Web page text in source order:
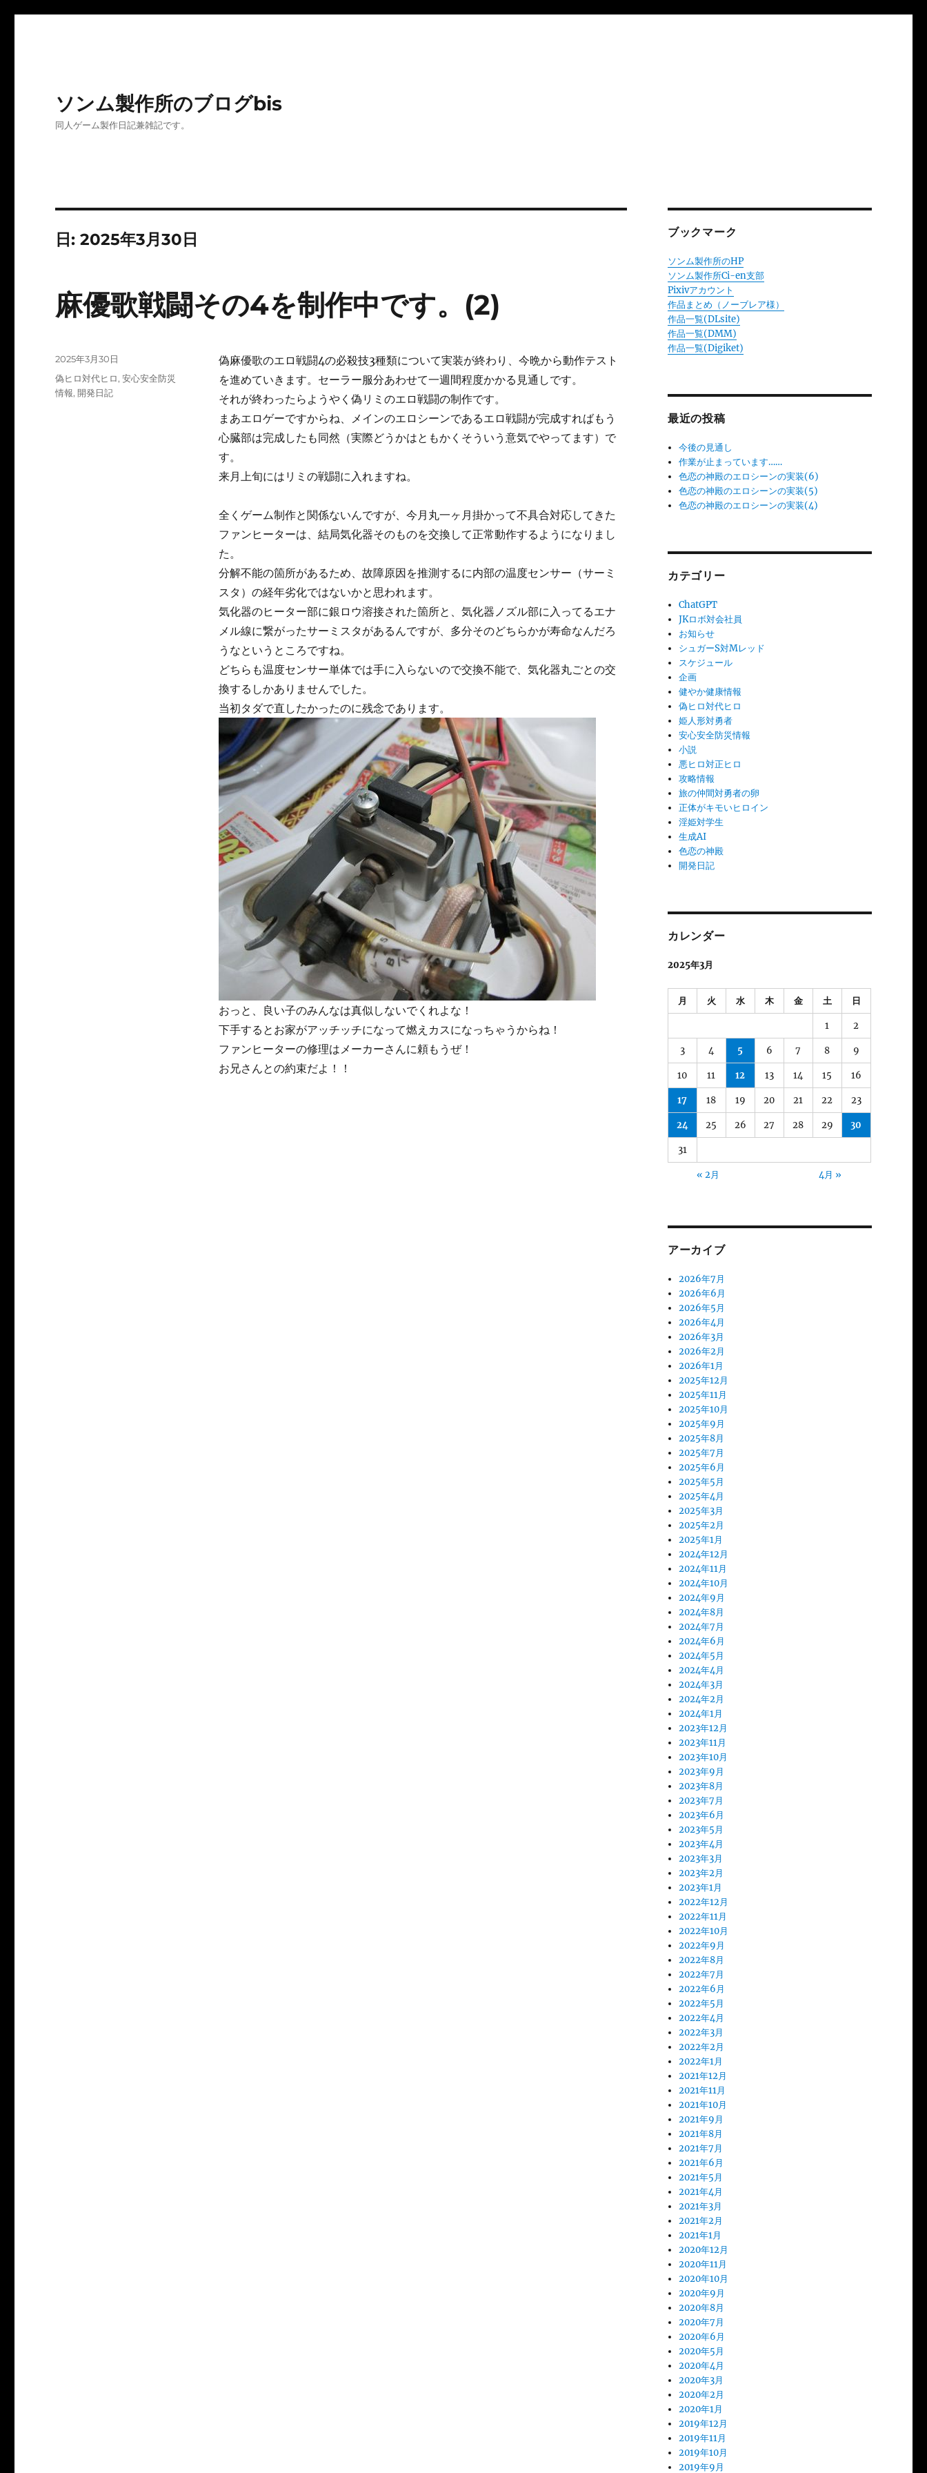
ソンム製作所のブログbis
同人ゲーム製作日記兼雑記です。
日:2025年3月30日
麻優歌戦闘その4を制作中です。(2)
偽麻優歌のエロ戦闘4の必殺技3種類について実装が終わり、今晩から動作テスト
を進めていきます。セーラー服分あわせて一週間程度かかる見通しです。
それが終わったらようやく偽リミのエロ戦闘の制作です。
まあエロゲーですからね、メインのエロシーンであるエロ戦闘が完成すればもう
心臓部は完成したも同然（実際どうかはともかくそういう意気でやってます）で
す。
来月上旬にはリミの戦闘に入れますね。
全くゲーム制作と関係ないんですが、今月丸一ヶ月掛かって不具合対応してきた
ファンヒーターは、結局気化器そのものを交換して正常動作するようになりまし
た。
分解不能の箇所があるため、故障原因を推測するに内部の温度センサー（サーミ
スタ）の経年劣化ではないかと思われます。
気化器のヒーター部に銀ロウ溶接された箇所と、気化器ノズル部に入ってるエナ
メル線に繋がったサーミスタがあるんですが、多分そのどちらかが寿命なんだろ
うなというところですね。
どちらも温度センサー単体では手に入らないので交換不能で、気化器丸ごとの交
換するしかありませんでした。
当初タダで直したかったのに残念であります。
おっと、良い子のみんなは真似しないでくれよな！
下手するとお家がアッチッチになって燃えカスになっちゃうからね！
ファンヒーターの修理はメーカーさんに頼もうぜ！
お兄さんとの約束だよ！！
投
稿
日:
2025年3月30日
カ
テ
偽ヒロ対代ヒロ,安心安全防災
情報, 開発日記
ブックマーク
ソンム製作所のHP
ソンム製作所Ci-en支部
Pixivアカウント
作品まとめ（ノーブレア様）
作品一覧(DLsite)
作品一覧(DMM)
作品一覧(Digiket)
最近の投稿
今後の見通し
作業が止まっています……
色恋の神殿のエロシーンの実装(6)
色恋の神殿のエロシーンの実装(5)
色恋の神殿のエロシーンの実装(4)
カテゴリー
ChatGPT
JKロボ対会社員
お知らせ
シュガーS対Mレッド
スケジュール
企画
健やか健康情報
偽ヒロ対代ヒロ
姫人形対勇者
安心安全防災情報
小説
悪ヒロ対正ヒロ
攻略情報
旅の仲間対勇者の卵
正体がキモいヒロイン
淫姫対学生
生成AI
色恋の神殿
開発日記
カレンダー
2025年3月
月 火 水 木 金 土 日
1 2
3 4 5 6 7 8 9
10 11 12 13 14 15 16
17 18 19 20 21 22 23
24 25 26 27 28 29 30
31
« 2月 4月 »
アーカイブ
2026年7月
2026年6月
2026年5月
2026年4月
2026年3月
2026年2月
2026年1月
2025年12月
2025年11月
2025年10月
2025年9月
2025年8月
2025年7月
2025年6月
2025年5月
2025年4月
2025年3月
2025年2月
2025年1月
2024年12月
2024年11月
2024年10月
2024年9月
2024年8月
2024年7月
2024年6月
2024年5月
2024年4月
2024年3月
2024年2月
2024年1月
2023年12月
2023年11月
2023年10月
2023年9月
2023年8月
2023年7月
2023年6月
2023年5月
2023年4月
2023年3月
2023年2月
2023年1月
2022年12月
2022年11月
2022年10月
2022年9月
2022年8月
2022年7月
2022年6月
2022年5月
2022年4月
2022年3月
2022年2月
2022年1月
2021年12月
2021年11月
2021年10月
2021年9月
2021年8月
2021年7月
2021年6月
2021年5月
2021年4月
2021年3月
2021年2月
2021年1月
2020年12月
2020年11月
2020年10月
2020年9月
2020年8月
2020年7月
2020年6月
2020年5月
2020年4月
2020年3月
2020年2月
2020年1月
2019年12月
2019年11月
2019年10月
2019年9月